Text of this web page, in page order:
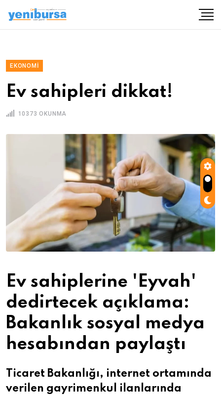
EKONOMI
Ev sahipleri dikkat!
10373 OKUNMA
Ev sahiplerine 'Eyvah'
dedirtecek açıklama:
Bakanlık sosyal medya
hesabından paylaştı
Ticaret Bakanlığı, internet ortamında
verilen gayrimenkul ilanlarında